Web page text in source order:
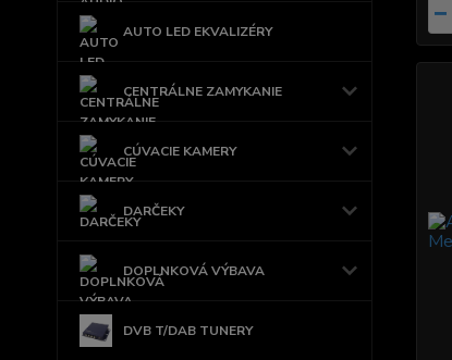
AUTO LED EKVALIZÉRY
CENTRÁLNE ZAMYKANIE
CÚVACIE KAMERY
DARČEKY
DOPLNKOVÁ VÝBAVA
DVB T/DAB TUNERY